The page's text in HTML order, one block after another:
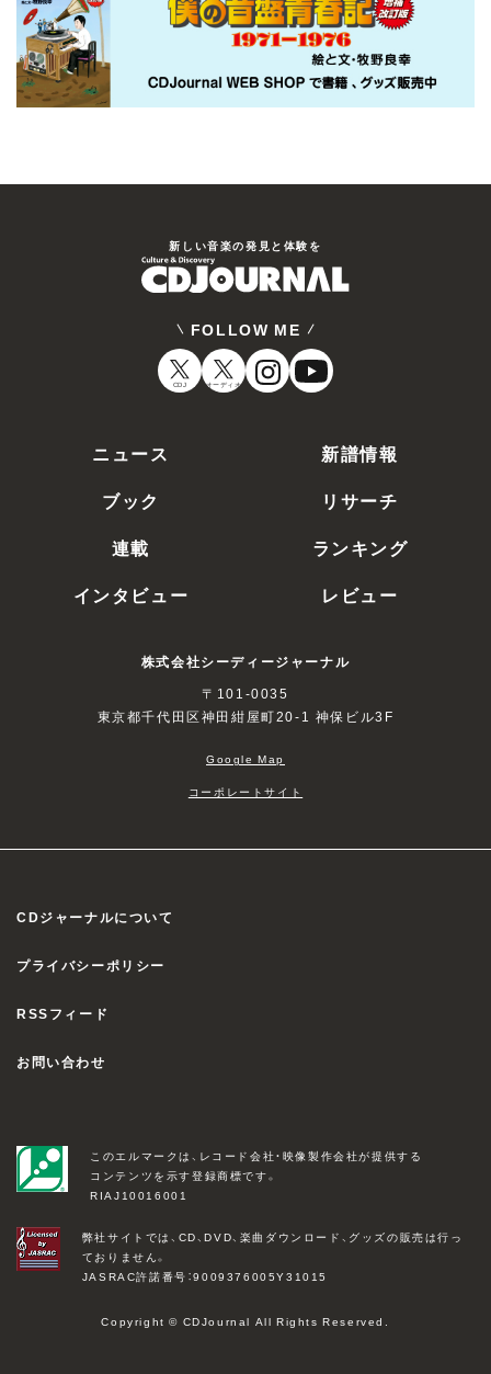
新しい⾳楽の発⾒と体験を
FOLLOW ME
CDJ オーディオ
ニュース
新譜情報
ブック
リサーチ
連載
ランキング
インタビュー
レビュー
株式会社シーディージャーナル
〒101-0035
東京都千代田区神田紺屋町20-1 神保ビル3F
Google Map
コーポレートサイト
CDジャーナルについて
プライバシーポリシー
RSSフィード
お問い合わせ
このエルマークは、レコード会社・映像製作会社が提供する
コンテンツを示す登録商標です。
RIAJ10016001
弊社サイトでは、CD、DVD、楽曲ダウンロード、グッズの販売は行っ
ておりません。
JASRAC許諾番号：9009376005Y31015
Copyright © CDJournal All Rights Reserved.